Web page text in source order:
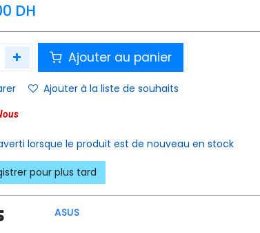
DH
Ajouter au panier
Ajouter à la liste de souhaits
lorsque le produit est de nouveau en stock
pour plus tard
ASUS